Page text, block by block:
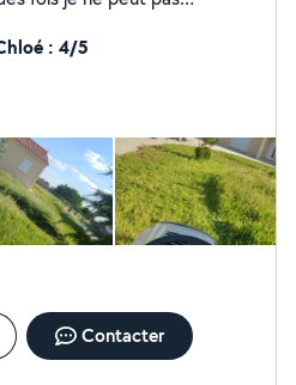
je puisse vous recontactez
: 4/5
Contacter